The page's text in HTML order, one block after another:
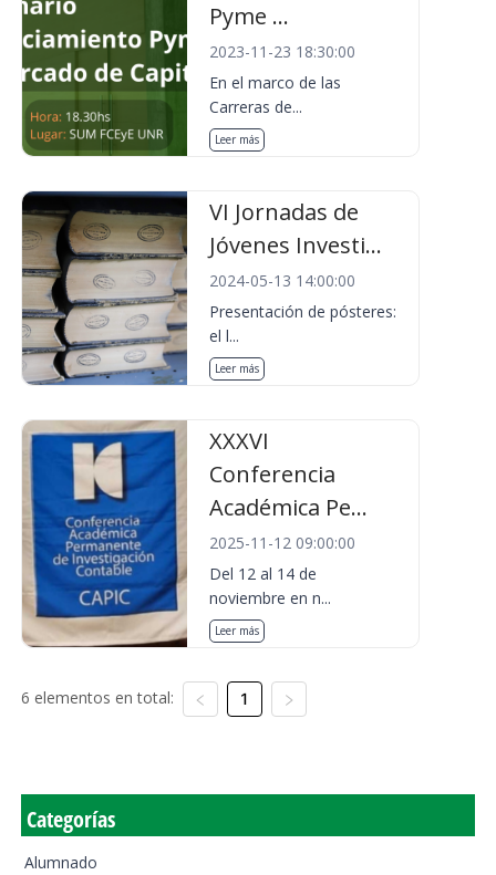
Pyme ...
2023-11-23 18:30:00
En el marco de las
Carreras de...
Leer más
VI Jornadas de
Jóvenes Investi...
2024-05-13 14:00:00
Presentación de pósteres:
el l...
Leer más
XXXVI
Conferencia
Académica Pe...
2025-11-12 09:00:00
Del 12 al 14 de
noviembre en n...
Leer más
6 elementos en total: 1
Categorías
Alumnado